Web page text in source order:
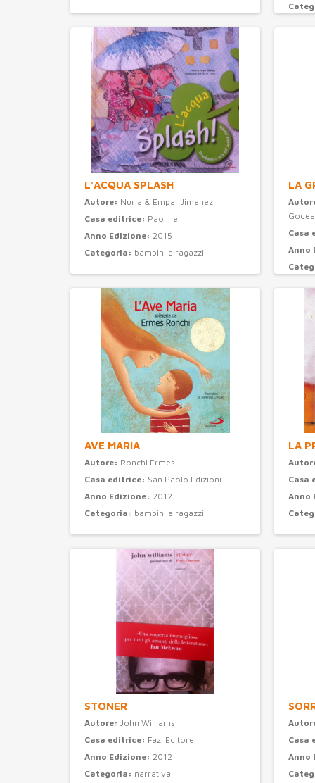
L'ACQUA SPLASH
Autore: Nuria & Empar Jimenez
Casa editrice: Paoline
Anno Edizione: 2015
Categoria: bambini e ragazzi
LA
Casa
Anno
AVE MARIA
Autore: Ronchi Ermes
Casa editrice: San Paolo Edizioni
Anno Edizione: 2012
Categoria: bambini e ragazzi
LA
Casa
Anno
STONER
Autore: John Williams
Casa editrice: Fazi Editore
Anno Edizione: 2012
Categoria: narrativa
Casa
Anno